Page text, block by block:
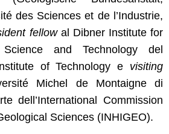
des Sciences et de l’Industrie,
fellowal Dibner Institute for
and Technology del
of Technology e visiting
Michel de Montaigne di
dell’International Commission
Sciences (INHIGEO).